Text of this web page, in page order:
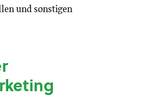
und sonstigen